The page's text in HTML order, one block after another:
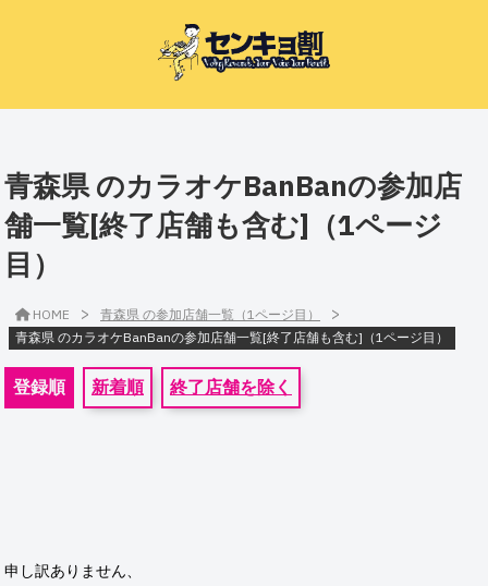
青森県 のカラオケBanBanの参加店
舗一覧[終了店舗も含む]（1ページ
目）
HOME > 青森県 の参加店舗一覧（1ページ目） >
青森県 のカラオケBanBanの参加店舗一覧[終了店舗も含む]（1ページ目）
登録順 新着順 終了店舗を除く
申し訳ありません、